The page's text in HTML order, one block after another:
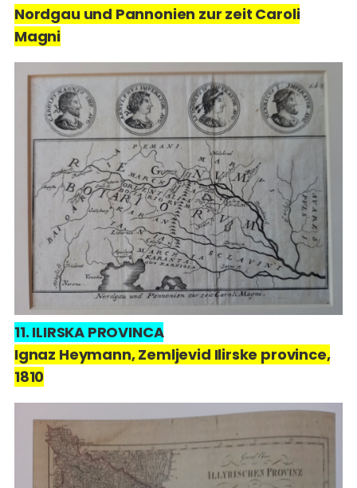
Nordgau und Pannonien zur zeit Caroli
Magni
11. ILIRSKA PROVINCA
Ignaz Heymann, Zemljevid Ilirske province,
1810